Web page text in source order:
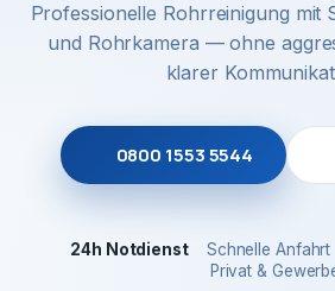
Professionelle Rohrreinigung mit
und Rohrkamera — ohne
klarer
0800 1553 5544
24h Notdienst Schnelle Anfahrt
Privat &